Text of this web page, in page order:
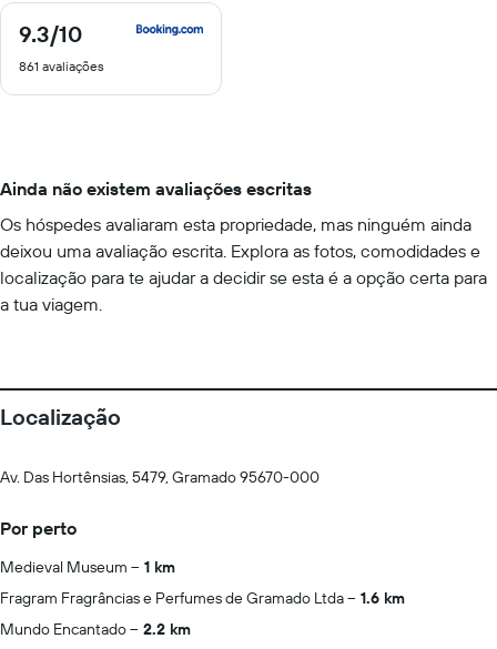
9.3/10
9.3
10
861 avaliações
Ainda não existem avaliações escritas
Os hóspedes avaliaram esta propriedade, mas ninguém ainda
deixou uma avaliação escrita. Explora as fotos, comodidades e
localização para te ajudar a decidir se esta é a opção certa para
a tua viagem.
Localização
Av. Das Hortênsias, 5479, Gramado 95670-000
Por perto
Medieval Museum
1 km
Fragram Fragrâncias e Perfumes de Gramado Ltda
1.6 km
Mundo Encantado
2.2 km